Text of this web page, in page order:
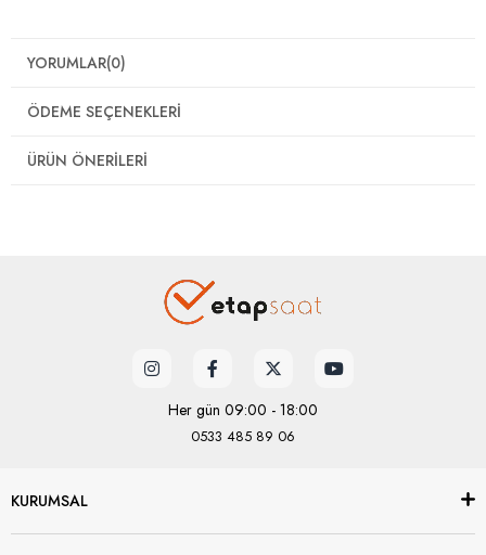
YORUMLAR(0)
ÖDEME SEÇENEKLERI
ÜRÜN ÖNERILERI
Her gün 09:00 - 18:00
0533 485 89 06
KURUMSAL